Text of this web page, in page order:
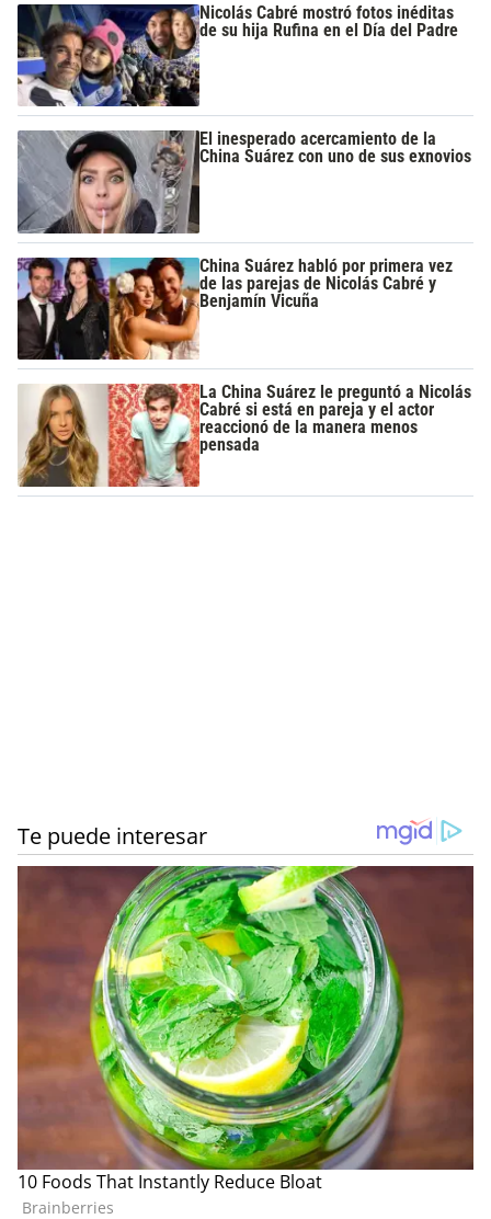
Nicolás Cabré mostró fotos inéditas
de su hija Rufina en el Día del Padre
El inesperado acercamiento de la
China Suárez con uno de sus exnovios
China Suárez habló por primera vez
de las parejas de Nicolás Cabré y
Benjamín Vicuña
La China Suárez le preguntó a Nicolás
Cabré si está en pareja y el actor
reaccionó de la manera menos
pensada